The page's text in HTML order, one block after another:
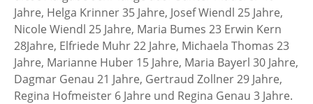
Jahre, Helga Krinner 35 Jahre, Josef Wiendl 25 Jahre,
Nicole Wiendl 25 Jahre, Maria Bumes 23 Erwin Kern
28Jahre, Elfriede Muhr 22 Jahre, Michaela Thomas 23
Jahre, Marianne Huber 15 Jahre, Maria Bayerl 30 Jahre,
Dagmar Genau 21 Jahre, Gertraud Zollner 29 Jahre,
Regina Hofmeister 6 Jahre und Regina Genau 3 Jahre.